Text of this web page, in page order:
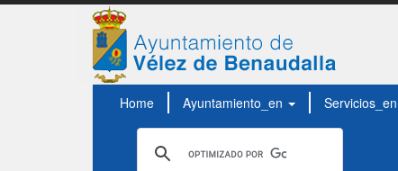
Home Ayuntamiento_en Servicios_en